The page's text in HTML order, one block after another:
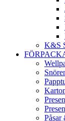
K&S
Påsar